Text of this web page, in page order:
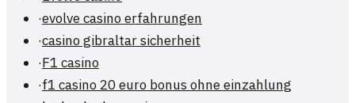
·evolve casino erfahrungen
·casino gibraltar sicherheit
·F1 casino
·f1 casino 20 euro bonus ohne einzahlung